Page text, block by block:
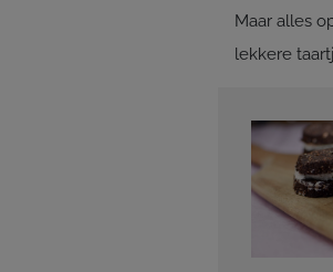
Maar alles
lekkere